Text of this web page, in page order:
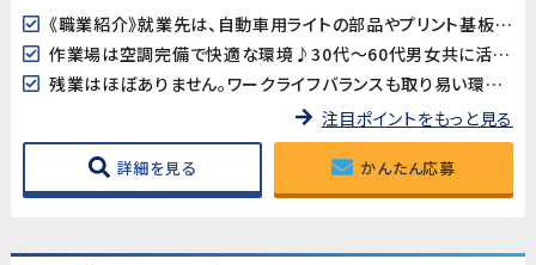
《職業紹介》就業先は、自動車用ライトの部品やプリント基板用端子などを製造している企業です。長期的に安定した就業が見込めます!
作業場は空調完備で快適な環境♪30代～60代男女共に活躍中!
残業はほぼありません。ワークライフバランスも取り易い環境です。
注目ポイントをもっと見る
詳細を見る かんたん応募